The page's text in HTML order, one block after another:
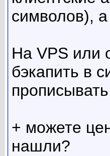
символов),
На VPS или
бэкапить в
+ можете
нашли?